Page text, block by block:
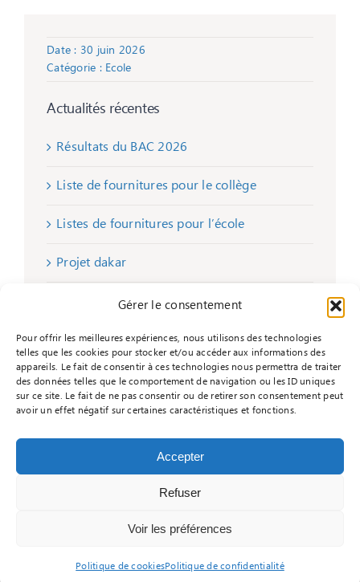
Gérer le consentement
Pour offrir les meilleures expériences, nous utilisons des technologies
telles que les cookies pour stocker et/ou accéder aux informations des
appareils. Le fait de consentir à ces technologies nous permettra de traiter
des données telles que le comportement de navigation ou les ID uniques
sur ce site. Le fait de ne pas consentir ou de retirer son consentement peut
avoir un effet négatif sur certaines caractéristiques et fonctions.
Accepter
Refuser
Voir les préférences
Politique de cookiesPolitique de confidentialité
Date : 30 juin 2026
Catégorie : Ecole
Actualités récentes
Résultats du BAC 2026
Liste de fournitures pour le collège
Listes de fournitures pour l’école
Projet dakar
Remise de chèques
Mentions légales|Politique de confidentialité